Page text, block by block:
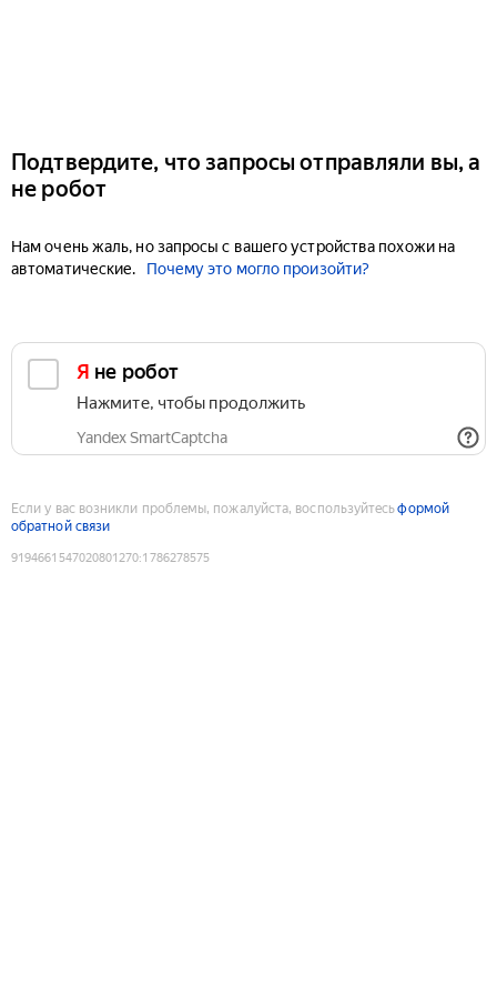
Подтвердите, что запросы отправляли вы, а
не робот
Нам очень жаль, но запросы с вашего устройства похожи на
автоматические.
Почему это могло произойти?
Я не робот
Нажмите, чтобы продолжить
Yandex SmartCaptcha
Если у вас возникли проблемы, пожалуйста, воспользуйтесьформой
обратной связи
9194661547020801270:1786278575